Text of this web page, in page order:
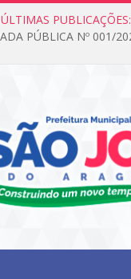
ÚLTIMAS PUBLICAÇÕES: